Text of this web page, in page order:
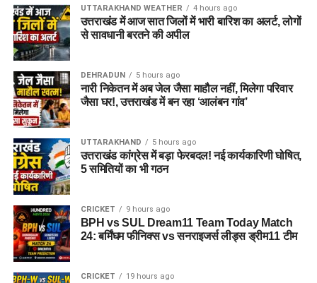
UTTARAKHAND WEATHER 4 hours ago
उत्तराखंड में आज सात जिलों में भारी बारिश का अलर्ट, लोगों
से सावधानी बरतने की अपील
DEHRADUN 5 hours ago
नारी निकेतन में अब जेल जैसा माहौल नहीं, मिलेगा परिवार
जैसा घर!, उत्तराखंड में बन रहा ‘आलंबन गांव’
UTTARAKHAND 5 hours ago
उत्तराखंड कांग्रेस में बड़ा फेरबदल! नई कार्यकारिणी घोषित,
5 समितियों का भी गठन
CRICKET 9 hours ago
BPH vs SUL Dream11 Team Today Match
24: बर्मिंघम फीनिक्स vs सनराइजर्स लीड्स ड्रीम11 टीम
CRICKET 19 hours ago